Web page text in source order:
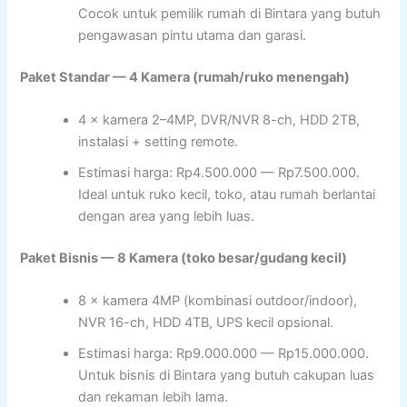
Cocok untuk pemilik rumah di Bintara yang butuh
pengawasan pintu utama dan garasi.
Paket Standar — 4 Kamera (rumah/ruko menengah)
4 × kamera 2–4MP, DVR/NVR 8-ch, HDD 2TB,
instalasi + setting remote.
Estimasi harga: Rp4.500.000 — Rp7.500.000.
Ideal untuk ruko kecil, toko, atau rumah berlantai
dengan area yang lebih luas.
Paket Bisnis — 8 Kamera (toko besar/gudang kecil)
8 × kamera 4MP (kombinasi outdoor/indoor),
NVR 16-ch, HDD 4TB, UPS kecil opsional.
Estimasi harga: Rp9.000.000 — Rp15.000.000.
Untuk bisnis di Bintara yang butuh cakupan luas
dan rekaman lebih lama.